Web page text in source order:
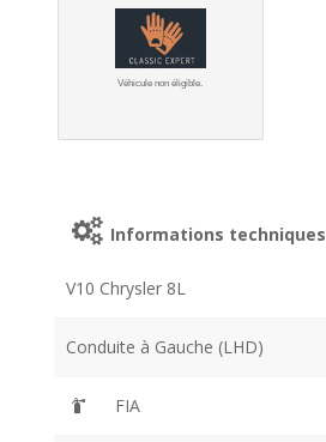
Véhicule non éligible.
Informations techniques
V10 Chrysler 8L
Conduite à Gauche (LHD)
FIA